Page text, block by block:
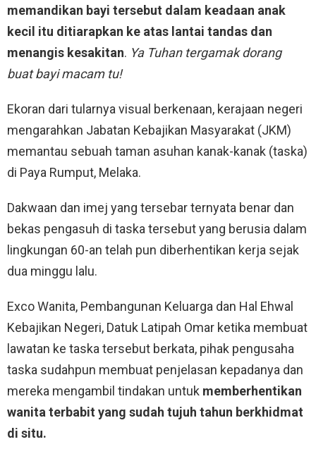
memandikan bayi tersebut dalam keadaan anak
kecil itu ditiarapkan ke atas lantai tandas dan
menangis kesakitan. Ya Tuhan tergamak dorang
buat bayi macam tu!
Ekoran dari tularnya visual berkenaan, kerajaan negeri
mengarahkan Jabatan Kebajikan Masyarakat (JKM)
memantau sebuah taman asuhan kanak-kanak (taska)
di Paya Rumput, Melaka.
Dakwaan dan imej yang tersebar ternyata benar dan
bekas pengasuh di taska tersebut yang berusia dalam
lingkungan 60-an telah pun diberhentikan kerja sejak
dua minggu lalu.
Exco Wanita, Pembangunan Keluarga dan Hal Ehwal
Kebajikan Negeri, Datuk Latipah Omar ketika membuat
lawatan ke taska tersebut berkata, pihak pengusaha
taska sudahpun membuat penjelasan kepadanya dan
mereka mengambil tindakan untuk memberhentikan
wanita terbabit yang sudah tujuh tahun berkhidmat
di situ.